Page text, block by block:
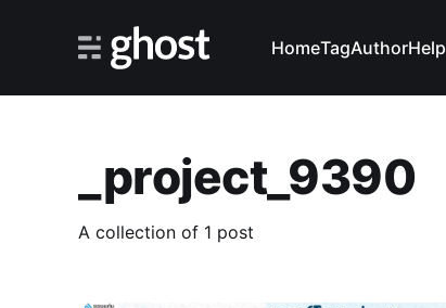
HomeTagAuthorHelp
_project_9390
A collection of 1 post